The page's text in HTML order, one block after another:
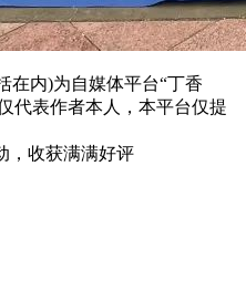
在内)为自媒体平台“丁香
代表作者本人，本平台仅提
，收获满满好评